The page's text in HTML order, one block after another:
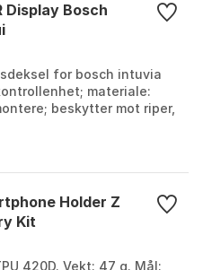
Display Bosch
for bosch intuvia
materiale:
beskytter mot riper,
Stø...
Holder Z
Kit
420D. Vekt: 47 g. Mål: